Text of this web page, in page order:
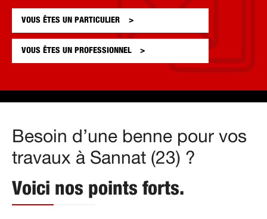
VOUS ÊTES UN PARTICULIER
VOUS ÊTES UN PROFESSIONNEL
Besoin d’une benne pour vos
travaux à Sannat (23) ?
Voici nos points forts.